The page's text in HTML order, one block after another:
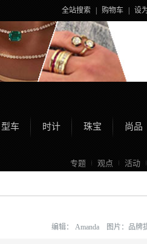
全站搜索 购物车 设
型车 时计 珠宝 尚品
专题 观点 活动
编辑： Amanda 图片：品牌